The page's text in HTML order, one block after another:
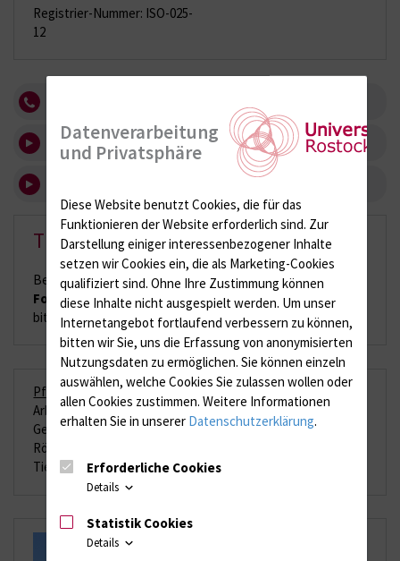
Registrier-Nummer: ISO-025-
12
Baltic Medical Solution Center
Tierwohl und Tierschutz
Bei Fragen zum Thema Tierschutz und Interesse an
Forschungan der Unimedizin Rostock, kontaktieren sie
bitte dieFachgruppe "Tierschutz".
Pflichtunterweisungen
Arbeitssicherheit
Gentechniksicherheit
Röntgen-/Strahlenschutz
Tierschutz
Datenverarbeitung
und Privatsphäre
Diese Website benutzt Cookies, die für das
Funktionieren der Website erforderlich sind. Zur
Darstellung einiger interessenbezogener Inhalte
setzen wir Cookies ein, die als Marketing-Cookies
qualifiziert sind. Ohne Ihre Zustimmung können
diese Inhalte nicht ausgespielt werden. Um unser
Internetangebot fortlaufend verbessern zu können,
bitten wir Sie, uns die Erfassung von anonymisierten
Nutzungsdaten zu ermöglichen. Sie können einzeln
auswählen, welche Cookies Sie zulassen wollen oder
allen Cookies zustimmen. Weitere Informationen
erhalten Sie in unserer Datenschutzerklärung.
Erforderliche Cookies
Details
Statistik Cookies
Details